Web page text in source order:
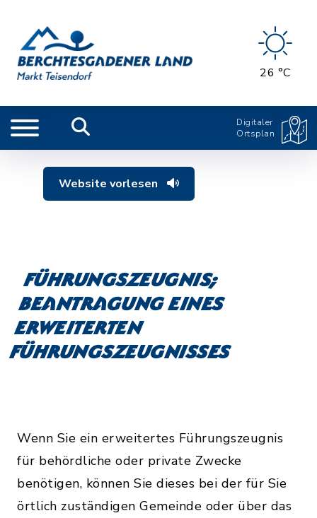
26 °C
Digitaler
Ortsplan
Website vorlesen
Führungszeugnis;
Beantragung eines
erweiterten
Führungszeugnisses
Wenn Sie ein erweitertes Führungszeugnis
für behördliche oder private Zwecke
benötigen, können Sie dieses bei der für Sie
örtlich zuständigen Gemeinde oder über das